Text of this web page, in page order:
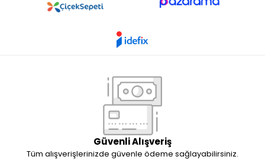
Güvenli Alışveriş
Tüm alışverişlerinizde güvenle ödeme sağlayabilirsiniz.